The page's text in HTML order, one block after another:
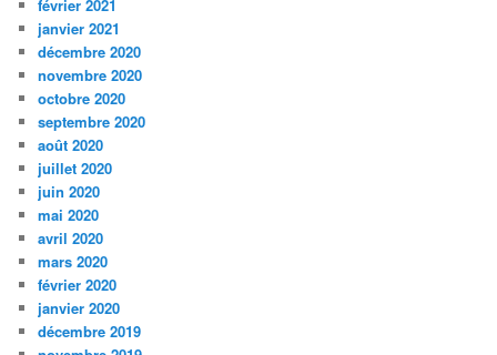
février 2021
janvier 2021
décembre 2020
novembre 2020
octobre 2020
septembre 2020
août 2020
juillet 2020
juin 2020
mai 2020
avril 2020
mars 2020
février 2020
janvier 2020
décembre 2019